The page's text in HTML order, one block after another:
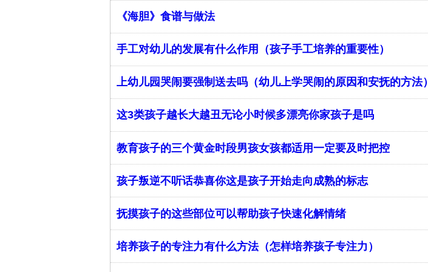
《海胆》食谱与做法
手工对幼儿的发展有什么作用（孩子手工培养的重要性）
​上幼儿园哭闹要强制送去吗（幼儿上学哭闹的原因和安抚的方法）
这3类孩子越长大越丑无论小时候多漂亮你家孩子是吗
教育孩子的三个黄金时段男孩女孩都适用一定要及时把控
孩子叛逆不听话恭喜你这是孩子开始走向成熟的标志
抚摸孩子的这些部位可以帮助孩子快速化解情绪
培养孩子的专注力有什么方法（怎样培养孩子专注力）